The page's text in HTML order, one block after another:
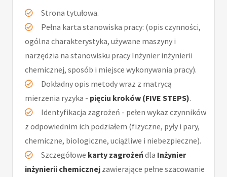
Strona tytułowa.
Pełna karta stanowiska pracy: (opis czynności,
ogólna charakterystyka, używane maszyny i
narzędzia na stanowisku pracy Inżynier inżynierii
chemicznej, sposób i miejsce wykonywania pracy).
Dokładny opis metody wraz z matrycą
mierzenia ryzyka - pięciu kroków (FIVE STEPS).
Identyfikacja zagrożeń - pełen wykaz czynników
z odpowiednim ich podziałem (fizyczne, pyły i pary,
chemiczne, biologiczne, uciążliwe i niebezpieczne).
Szczegółowe karty zagrożeńdla Inżynier
inżynierii chemicznej zawierające pełne szacowanie